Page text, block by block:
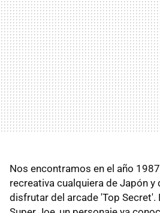
Nos encontramos en el año
recreativa cualquiera de Japón
disfrutar del arcade 'Top Secret'.